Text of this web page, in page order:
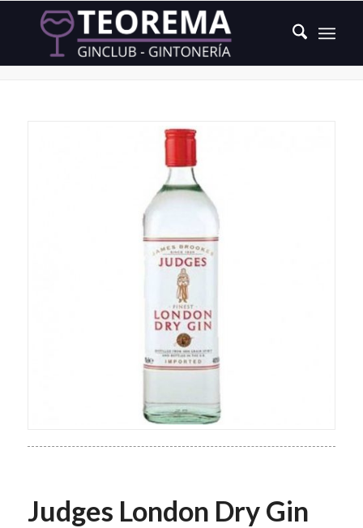
Producto
Judges London Dry Gin